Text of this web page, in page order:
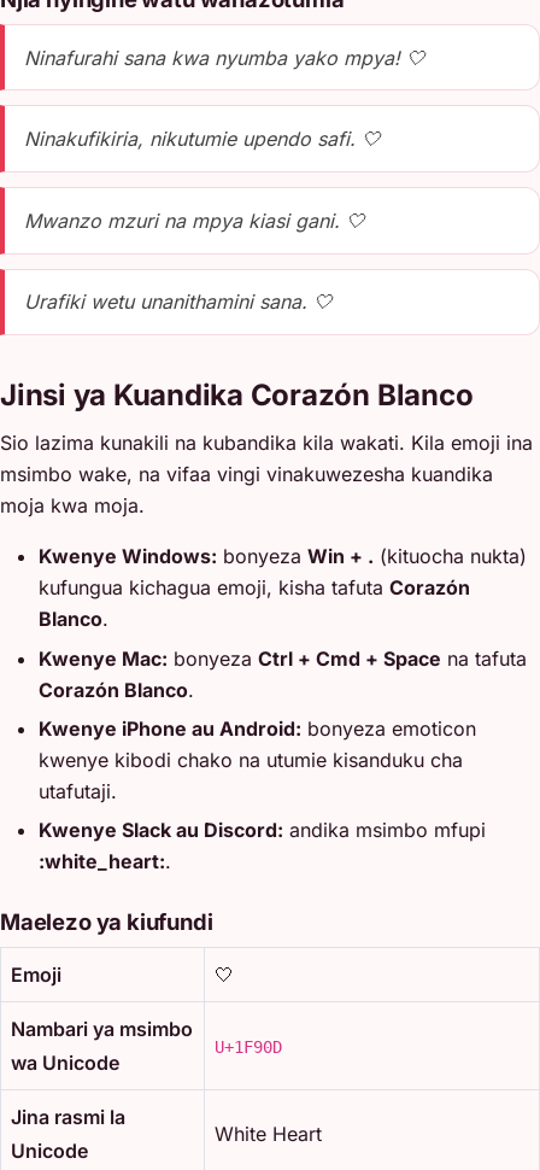
Ninafurahi sana kwa nyumba yako mpya! 🤍
Ninakufikiria, nikutumie upendo safi. 🤍
Mwanzo mzuri na mpya kiasi gani. 🤍
Urafiki wetu unanithamini sana. 🤍
Jinsi ya Kuandika Corazón Blanco
Sio lazima kunakili na kubandika kila wakati. Kila emoji ina
msimbo wake, na vifaa vingi vinakuwezesha kuandika
moja kwa moja.
Kwenye Windows: bonyeza Win + . (kituocha nukta)
kufungua kichagua emoji, kisha tafuta Corazón
Blanco.
Kwenye Mac: bonyeza Ctrl + Cmd + Space na tafuta
Corazón Blanco.
Kwenye iPhone au Android: bonyeza emoticon
kwenye kibodi chako na utumie kisanduku cha
utafutaji.
Kwenye Slack au Discord: andika msimbo mfupi
:white_heart:.
Maelezo ya kiufundi
Emoji 🤍
Nambari ya msimbo
wa Unicode
U+1F90D
Jina rasmi la
Unicode
White Heart